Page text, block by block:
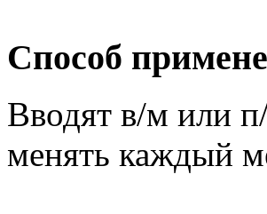
Способ
Вводят в/м или
менять каждый